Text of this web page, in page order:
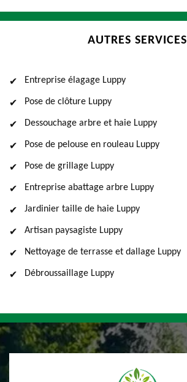
AUTRES SERVICES
Entreprise élagage Luppy
Pose de clôture Luppy
Dessouchage arbre et haie Luppy
Pose de pelouse en rouleau Luppy
Pose de grillage Luppy
Entreprise abattage arbre Luppy
Jardinier taille de haie Luppy
Artisan paysagiste Luppy
Nettoyage de terrasse et dallage Luppy
Débroussaillage Luppy